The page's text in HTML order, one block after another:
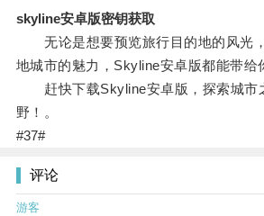
skyline安卓版密钥获取
无论是想要预览旅行目的地的风光
地城市的魅力，Skyline安卓版都能带给
赶快下载Skyline安卓版，探索城市
野！。
#37#
评论
游客